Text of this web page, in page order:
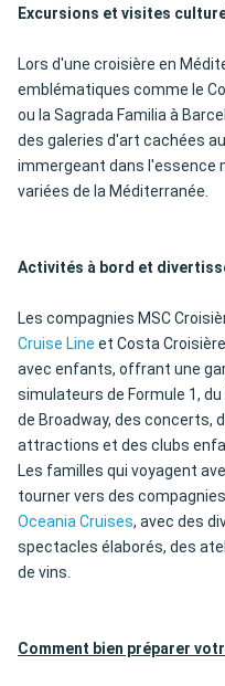
Excursions et visites
Lors d'une croisière en
emblématiques comme le
ou la Sagrada Familia à
des galeries d'art cachées
immergeant dans l'essence
variées de la Méditerranée.
Activités à bord et
Les compagnies MSC
Cruise Line et Costa
avec enfants, offrant une
simulateurs de Formule 1,
de Broadway, des concerts,
attractions et des clubs
Les familles qui voyagent
tourner vers des
Oceania Cruises, avec des
spectacles élaborés, des
de vins.
Comment bien préparer